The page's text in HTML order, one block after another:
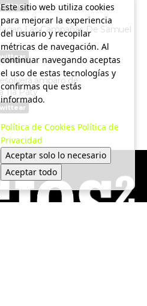
Las Campañas De Samuel
amparo de
Tía Paty
Este sitio web utiliza cookies
para mejorar la experiencia
del usuario y recopilar
métricas de navegación. Al
continuar navegando aceptas
el uso de estas tecnologías y
confirmas que estás
informado.
Política de Cookies Política de
Privacidad
Aceptar solo lo necesario
Aceptar todo